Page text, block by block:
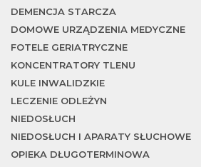
DEMENCJA STARCZA
DOMOWE URZĄDZENIA MEDYCZNE
FOTELE GERIATRYCZNE
KONCENTRATORY TLENU
KULE INWALIDZKIE
LECZENIE ODLEŻYN
NIEDOSŁUCH
NIEDOSŁUCH I APARATY SŁUCHOWE
OPIEKA DŁUGOTERMINOWA